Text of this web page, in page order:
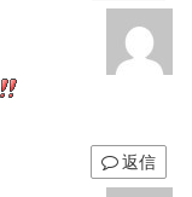
返信